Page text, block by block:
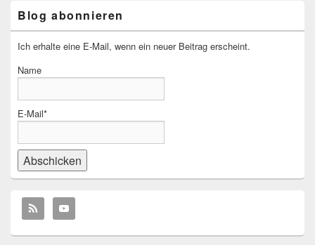
Blog abonnieren
Ich erhalte eine E-Mail, wenn ein neuer Beitrag erscheint.
Name
E-Mail*